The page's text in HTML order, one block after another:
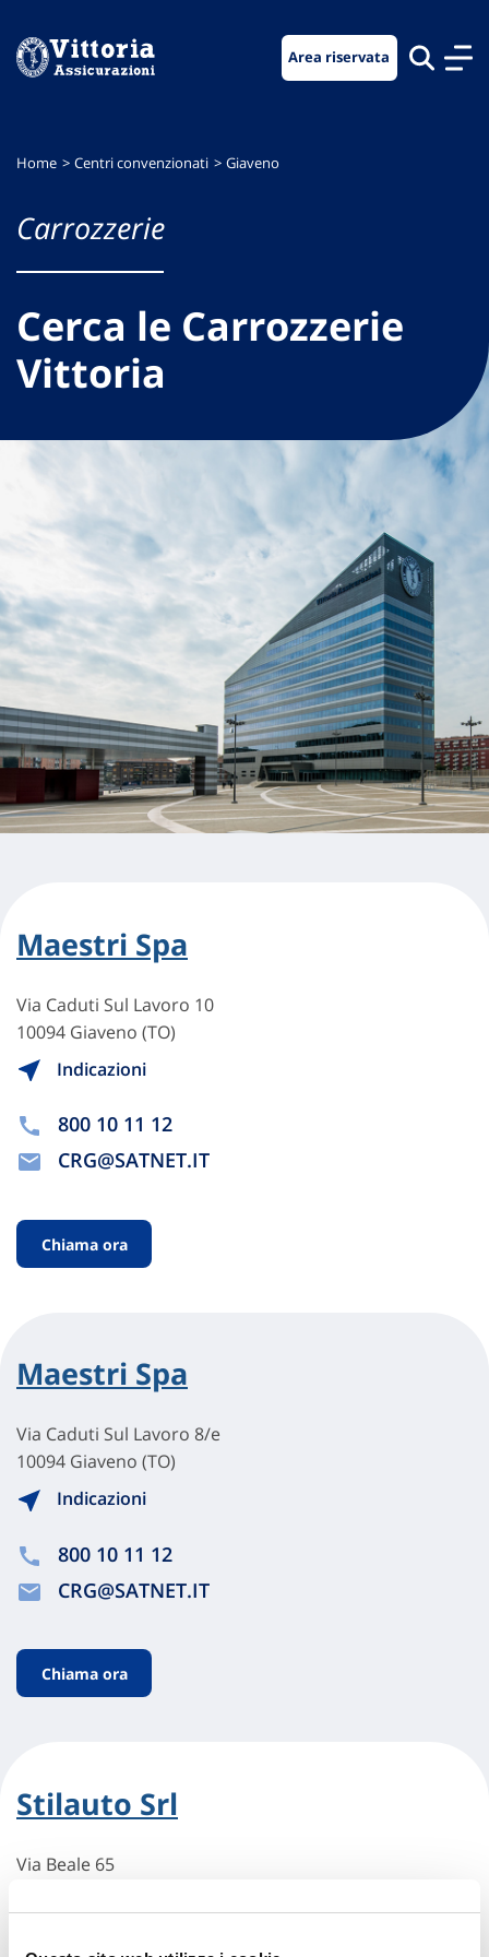
menu
contenuto
footer
Area riservata
Home Centri convenzionati Giaveno
Carrozzerie
Cerca le Carrozzerie
Vittoria
Maestri Spa
Via Caduti Sul Lavoro 10
10094 Giaveno (TO)
Indicazioni
800 10 11 12
CRG@SATNET.IT
Chiama ora
Maestri Spa
Via Caduti Sul Lavoro 8/e
10094 Giaveno (TO)
Indicazioni
800 10 11 12
CRG@SATNET.IT
Chiama ora
Stilauto Srl
Via Beale 65